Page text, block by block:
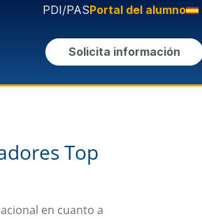
PDI/PASPortal del alumno
Solicita información
Top
en cuanto a